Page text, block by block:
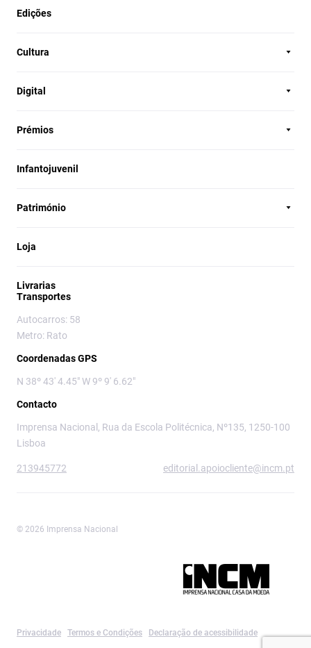
Edições
Cultura
Digital
Prémios
Infantojuvenil
Património
Loja
Livrarias
Transportes
Autocarros: 58
Metro: Rato
Coordenadas GPS
N 38º 43' 4.45" W 9º 9' 6.62"
Contacto
Imprensa Nacional, Rua da Escola Politécnica, Nº135, 1250-100
Lisboa
213945772 editorial.apoiocliente@incm.pt
© 2026 Imprensa Nacional
Privacidade Termos e Condições Declaração de acessibilidade